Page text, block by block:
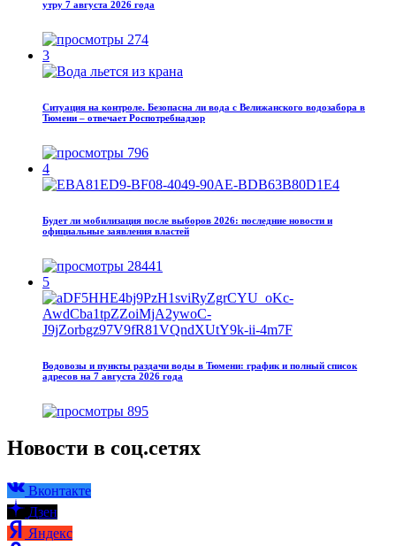
утру 7 августа 2026 года
274
3
Ситуация на контроле. Безопасна ли вода с Велижанского водозабора в
Тюмени – отвечает Роспотребнадзор
796
4
Будет ли мобилизация после выборов 2026: последние новости и
официальные заявления властей
28441
5
Водовозы и пункты раздачи воды в Тюмени: график и полный список
адресов на 7 августа 2026 года
895
Новости в соц.сетях
Вконтакте
Дзен
Яндекс